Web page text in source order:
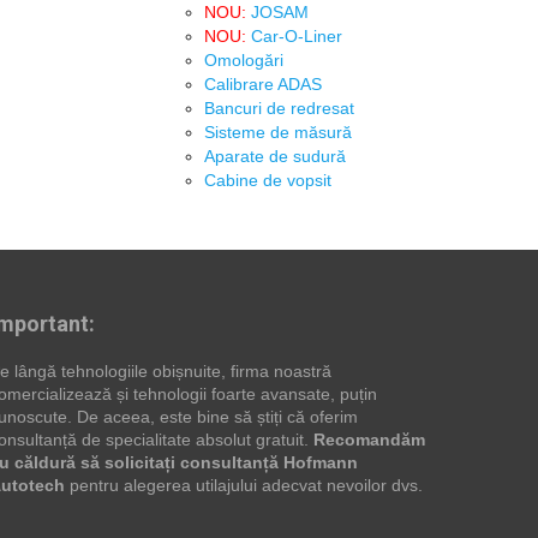
NOU: JOSAM
NOU: Car-O-Liner
Omologări
Calibrare ADAS
Bancuri de redresat
Sisteme de măsură
Aparate de sudură
Cabine de vopsit
lângă tehnologiile obișnuite, firma noastră
și tehnologii foarte avansate, puțin
De aceea, este bine să știți că oferim
de specialitate absolut gratuit. Recomandăm
căldură să solicitați consultanță Hofmann
pentru alegerea utilajului adecvat nevoilor dvs.